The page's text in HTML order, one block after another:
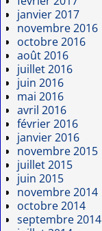
janvier 2017
novembre 2016
octobre 2016
août 2016
juillet 2016
juin 2016
mai 2016
avril 2016
février 2016
janvier 2016
novembre 2015
juillet 2015
juin 2015
novembre 2014
octobre 2014
septembre 2014